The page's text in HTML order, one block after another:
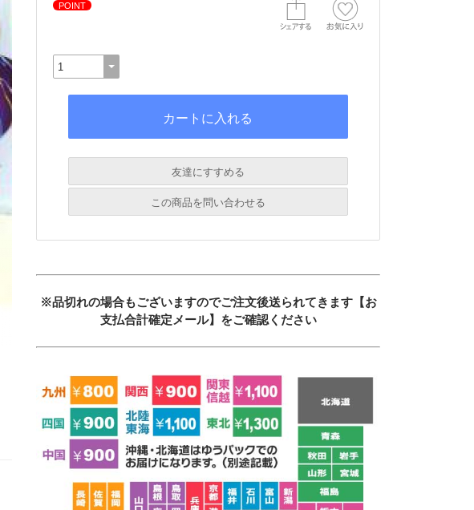
POINT
友達にすすめる
必須
この商品を問い合わせる
必須
※品切れの場合もございますのでご注文後送られてきます【お
支払合計確定メール】をご確認ください